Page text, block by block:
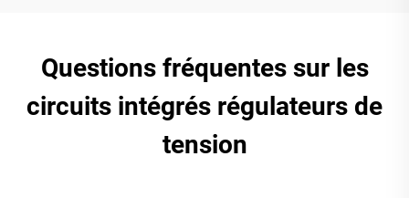
Questions fréquentes sur les
circuits intégrés régulateurs de
tension